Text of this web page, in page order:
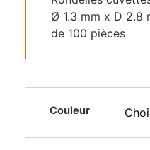
Ø 1.3 mm x D 2.8
de 100 pièces
Couleur